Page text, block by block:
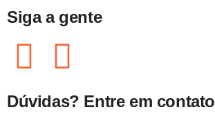
Dúvidas? Entre em contato
Siga a gente